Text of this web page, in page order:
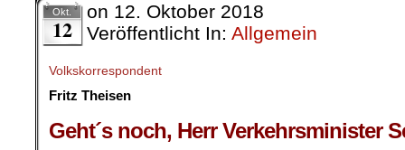
Okt.
12
on 12. Oktober 2018
Veröffentlicht In: Allgemein
Volkskorrespondent
Fritz Theisen
Geht´s noch, Herr Verkehrsminister